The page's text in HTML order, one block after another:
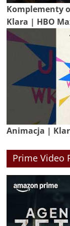
Komplementy
Klara | HBO
Animacja |
Prime Video